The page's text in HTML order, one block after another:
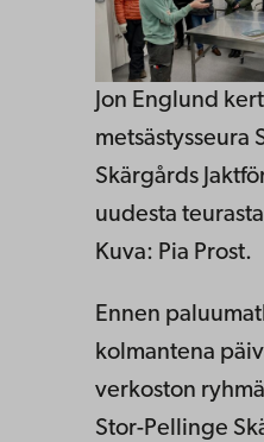
Jon Englund
metsästysseura
Skärgårds
uudesta
Kuva: Pia Prost.
Ennen
kolmantena
verkoston
Stor-Pellinge